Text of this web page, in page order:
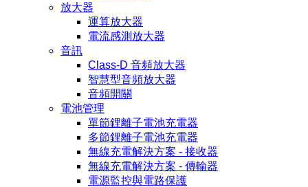
放大器
運算放大器
電流感測放大器
音訊
Class-D 音頻放大器
智慧型音頻放大器
音頻開關
電池管理
單節鋰離子電池充電器
多節鋰離子電池充電器
無線充電解決方案 - 接收器
無線充電解決方案 - 傳輸器
電源監控與電路保護